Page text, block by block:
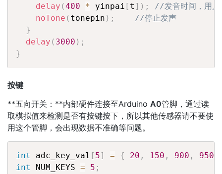
delay (400 * yinpai [ t ] ) ;
//发音时间，用户
noTone ( tonepin ) ;
//停止发声
}
delay ( 3000 ) ;
}
按键
**五向开关：**内部硬件连接至Arduino A0管脚，通过读
取模拟值来检测是否有按键按下，所以其他传感器请不要使
用这个管脚，会出现数据不准确等问题。
int adc_key_val [ 5] = { 20 , 150 , 900 , 950
int
NUM_KEYS = 5 ;